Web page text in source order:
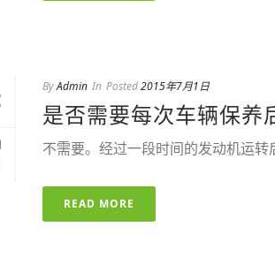
ByAdmin In Posted2015年7月1日
是否需要每次车辆保养
不需要。经过一段时间的发动机运
READ MORE